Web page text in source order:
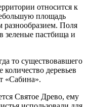
относится к
площадь
разнообразием. Поля
зеленые пастбища и
то существовавшего
деревьев
«Сабина».
Святое Древо, ему